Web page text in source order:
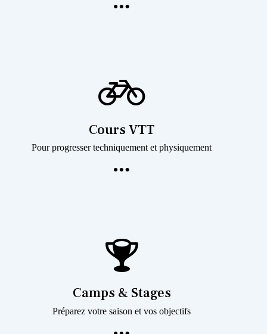
Cours VTT
Pour progresser techniquement et physiquement
Camps & Stages
Préparez votre saison et vos objectifs